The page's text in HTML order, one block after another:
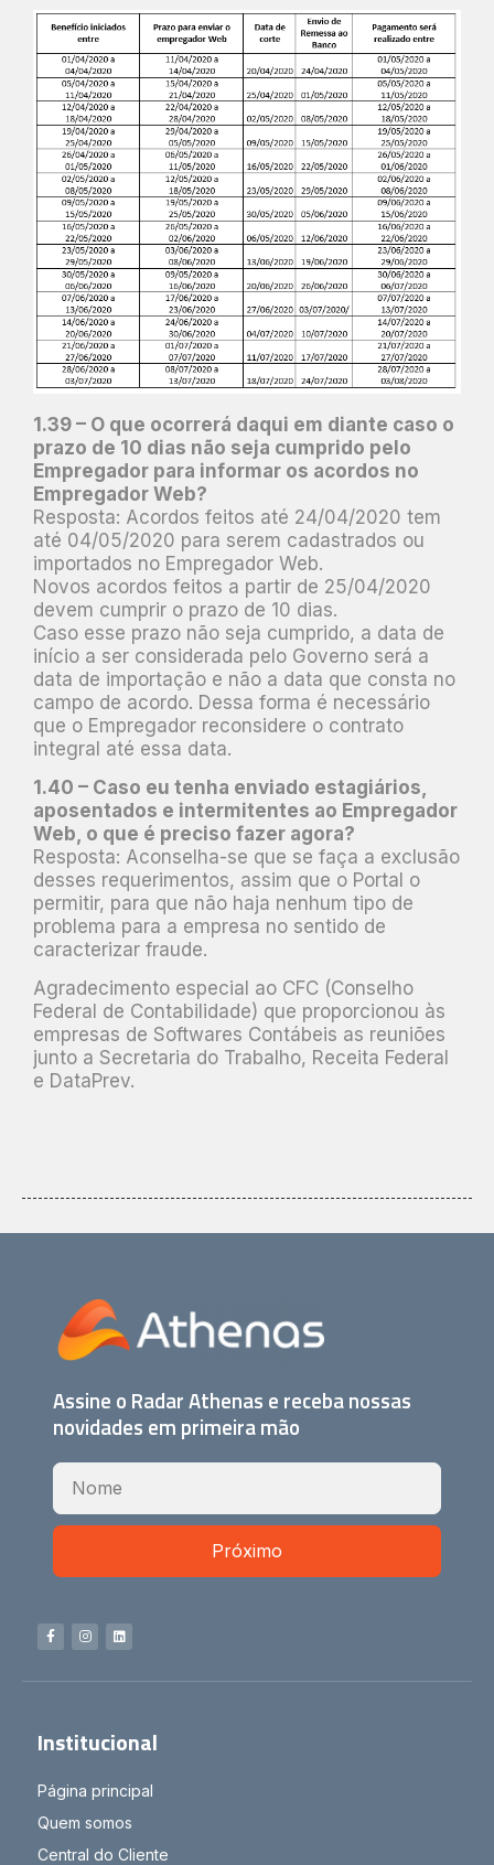
1.39 – O que ocorrerá daqui em diante caso o
prazo de 10 dias não seja cumprido pelo
Empregador para informar os acordos no
Empregador Web?
Resposta: Acordos feitos até 24/04/2020 tem
até 04/05/2020 para serem cadastrados ou
importados no Empregador Web.
Novos acordos feitos a partir de 25/04/2020
devem cumprir o prazo de 10 dias.
Caso esse prazo não seja cumprido, a data de
início a ser considerada pelo Governo será a
data de importação e não a data que consta no
campo de acordo. Dessa forma é necessário
que o Empregador reconsidere o contrato
integral até essa data.
1.40 – Caso eu tenha enviado estagiários,
aposentados e intermitentes ao Empregador
Web, o que é preciso fazer agora?
Resposta: Aconselha-se que se faça a exclusão
desses requerimentos, assim que o Portal o
permitir, para que não haja nenhum tipo de
problema para a empresa no sentido de
caracterizar fraude.
Agradecimento especial ao CFC (Conselho
Federal de Contabilidade) que proporcionou às
empresas de Softwares Contábeis as reuniões
junto a Secretaria do Trabalho, Receita Federal
e DataPrev.
Assine o Radar Athenas e receba nossas
novidades em primeira mão
Próximo
Institucional
Página principal
Quem somos
Central do Cliente